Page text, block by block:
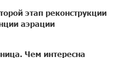
этап реконструкции
аэрации
Чем интересна